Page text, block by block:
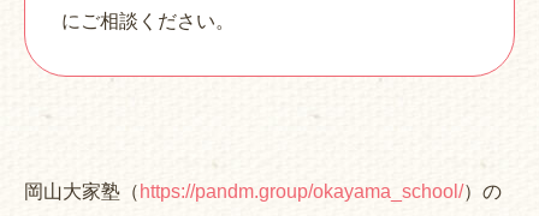
にご相談ください。
岡山大家塾（ https://pandm.group/okayama_school/）の